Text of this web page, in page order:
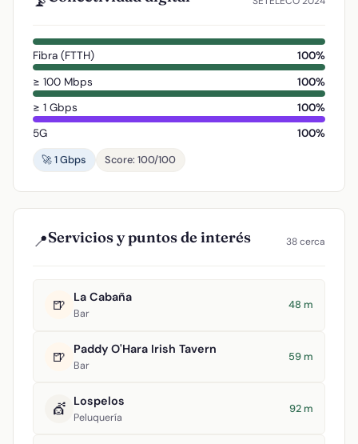
Fibra (FTTH)
100%
≥ 100 Mbps
100%
≥ 1 Gbps
100%
5G
100%
🚀 1 Gbps
Score: 100/100
📍Servicios y puntos de interés 38 cerca
🍺 La Cabaña
Bar
48 m
🍺 Paddy O'Hara Irish Tavern
Bar
59 m
💇 Lospelos
Peluquería
92 m